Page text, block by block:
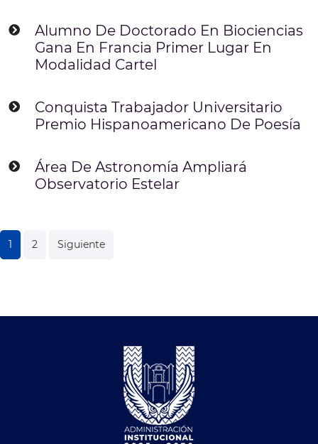
Alumno De Doctorado En Biociencias
Gana En Francia Primer Lugar En
Modalidad Cartel
Conquista Trabajador Universitario
Premio Hispanoamericano De Poesía
Área De Astronomía Ampliará
Observatorio Estelar
Navegación
de
entradas
1 2 Siguiente